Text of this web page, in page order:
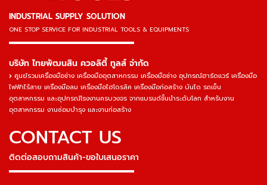
INDUSTRIAL SUPPLY SOLUTION
ONE STOP SERVICE FOR INDUSTRIAL TOOLS & EQUIPMENTS
▬▬▬▬▬▬▬▬▬▬▬▬▬▬▬
บริษัท ไทยพัฒนสิน ควอลิตี้ ทูลส์ จำกัด
ศูนย์รวมเครื่องมือช่าง เครื่องมืออุตสาหกรรม เครื่องมือช่าง อุปกรณ์ฮาร์ดแวร์ เครื่องมือ
ไฟฟ้าไร้สาย เครื่องมือลม เครื่องมือไฮโดรลิค เครื่องมือก่อสร้าง บันได รถเข็น
อุตสาหกรรม และอุปกรณ์โรงงานครบวงจร จากแบรนด์ชั้นนำระดับโลก สำหรับงาน
อุตสาหกรรม งานซ่อมบำรุง และงานก่อสร้าง
CONTACT US
ติดต่อสอบถามสินค้า-ขอใบเสนอราคา
▬▬▬▬▬▬▬▬▬▬▬▬▬▬▬